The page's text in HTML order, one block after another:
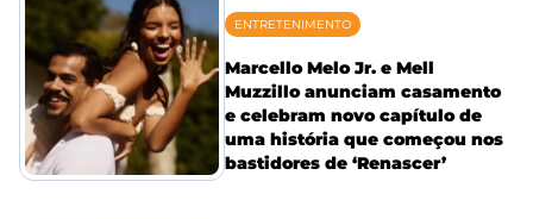
ENTRETENIMENTO
Marcello Melo Jr. e Mell
Muzzillo anunciam casamento
e celebram novo capítulo de
uma história que começou nos
bastidores de ‘Renascer’